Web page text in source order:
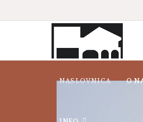
NASLOVNICA O